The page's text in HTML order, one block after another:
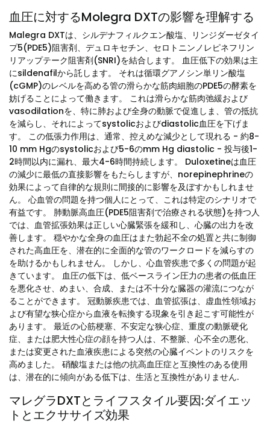
血圧に対するMolegra DXTの影響を理解する
Malegra DXTは、シルデナフィルクエン酸塩、リンジダーゼタイ
プ5(PDE5)阻害剤、デュロキセチン、セロトニンノレピネフリン
リアップテーク阻害剤(SNRI)を結合します。 血圧低下の効果は主
にsildenafilから託します。 それは循環グアノシン単リン酸塩
(cGMP)のレベルを高める管の滑らかな筋肉細胞のPDE5の酵素を
妨げることによって働きます。 これは滑らかな筋肉弛緩および
vasodilationを、特に肺および全身の動脈で促進しま、管の抵抗
を減らし、それによってsystolicおよびdiastolic血圧を下げま
す。 この低張力作用は、通常、控えめな減少として現れる - 約8-
10 mm Hgのsystolicおよび5-6のmm Hg diastolic - 投与後1-
2時間以内に漏れ、最大4-6時間持続します。 Duloxetineは血圧
の減少に最低の直接影響をもたらしますが、norepinephrineの
効果によって自律的な規則に間接的に影響を及ぼすかもしれませ
ん。 心血管の問題を持つ個人にとって、これは特定のシナリオで
有益です。 肺動脈高血圧(PDE5阻害剤で治療される状態)を持つ人
では、血管拡張効果は正しい心臓緊張を緩和し、心臓の出力を改
善します。 穏やかな全身の血圧はまた勃起不全の処置と共に制御
された高血圧を、潜在的に全面的な管のワークロードを減らすの
を助けるかもしれません。 しかし、心血管疾患で多くの問題が起
きています。 血圧の低下は、低ベースライン圧力の患者の低血圧
を悪化させ、めまい、合成、または不十分な臓器の灌流につなが
ることができます。 冠動脈疾患では、血管拡張は、虚血性領域お
よび有望な狭心症から血液を転換する現象を引き起こす可能性が
あります。 最近の心筋梗塞、不安定な狭心症、重度の動脈硬化
症、または肥大性心症の顔を持つ人は、不整脈、心不全の悪化、
または変更された血液疾患による突然の心臓イベントのリスクを
高めました。 硝酸塩または他の抗高血圧症と互換性のある使用
は、潜在的に傾向がある低下は、生活と互換性がありません.
マレグラDXTとライフスタイル要因:ダイエッ
トとエクササイズ効果